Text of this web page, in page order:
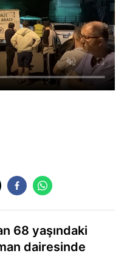
68 yaşındaki
dairesinde